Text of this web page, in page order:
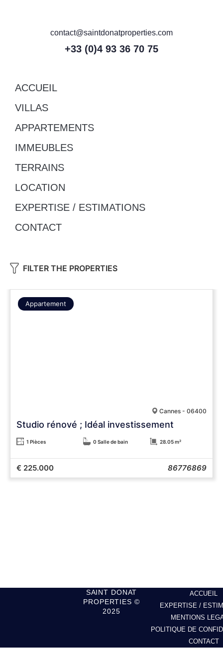
contact@saintdonatproperties.com
+33 (0)4 93 36 70 75
ACCUEIL
VILLAS
APPARTEMENTS
IMMEUBLES
TERRAINS
LOCATION
EXPERTISE / ESTIMATIONS
CONTACT
FILTER THE PROPERTIES
Appartement
Cannes - 06400
Studio rénové ; Idéal investissement
1 Pièces 0 Salle de bain 28.05 m²
€ 225.000 86776869
SAINT DONAT
PROPERTIES ©
2025
ACCUEIL
EXPERTISE /
MENTIONS
POLITIQUE DE
CONTACT